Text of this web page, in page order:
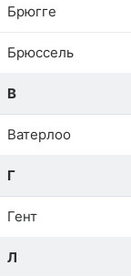
Брюгге
Брюссель
В
Ватерлоо
Г
Гент
Л